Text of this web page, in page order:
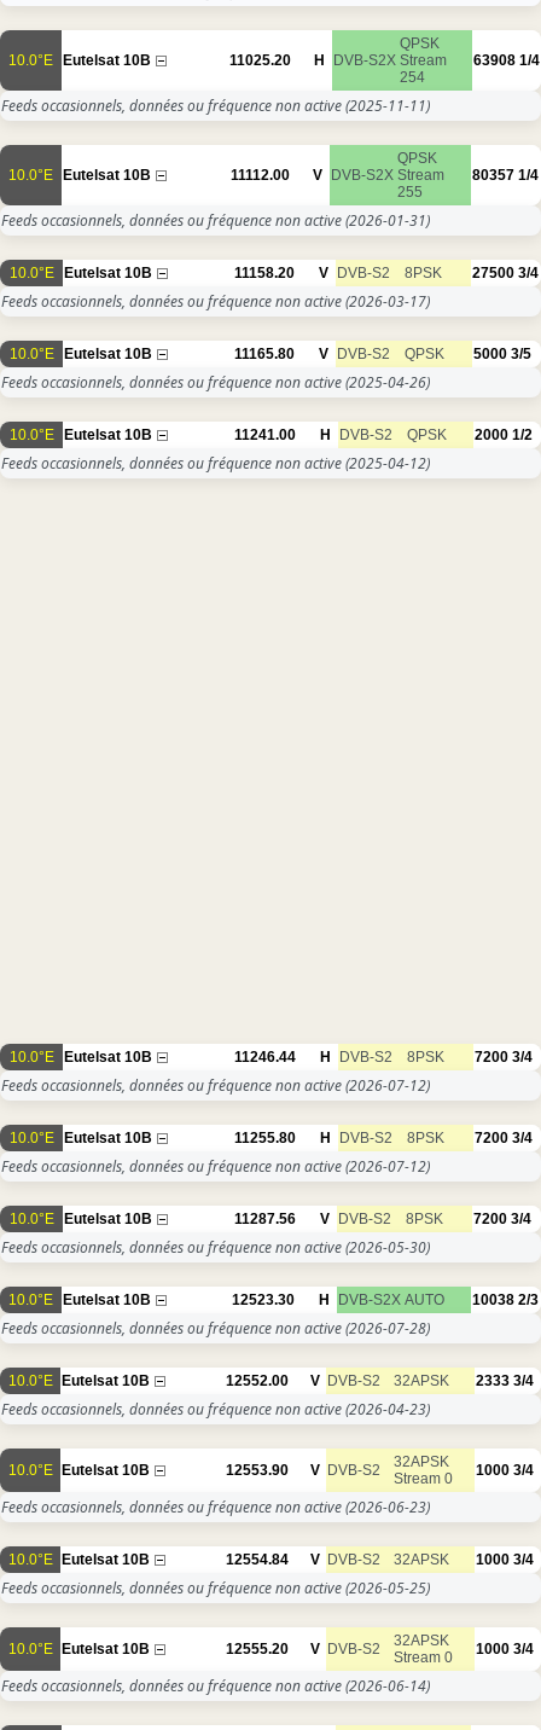
10.0°E Eutelsat 10B 11025.20 H DVB-S2X
QPSK
Stream
254
63908 1/4
Feeds occasionnels, données ou fréquence non active(2025-11-11)
10.0°E Eutelsat 10B 11112.00 V DVB-S2X
QPSK
Stream
255
80357 1/4
Feeds occasionnels, données ou fréquence non active(2026-01-31)
10.0°E Eutelsat 10B 11158.20 V DVB-S2 8PSK 27500 3/4
Feeds occasionnels, données ou fréquence non active(2026-03-17)
10.0°E Eutelsat 10B 11165.80 V DVB-S2 QPSK 5000 3/5
Feeds occasionnels, données ou fréquence non active(2025-04-26)
10.0°E Eutelsat 10B 11241.00 H DVB-S2 QPSK 2000 1/2
Feeds occasionnels, données ou fréquence non active(2025-04-12)
10.0°E Eutelsat 10B 11246.44 H DVB-S2 8PSK 7200 3/4
Feeds occasionnels, données ou fréquence non active(2026-07-12)
10.0°E Eutelsat 10B 11255.80 H DVB-S2 8PSK 7200 3/4
Feeds occasionnels, données ou fréquence non active(2026-07-12)
10.0°E Eutelsat 10B 11287.56 V DVB-S2 8PSK 7200 3/4
Feeds occasionnels, données ou fréquence non active(2026-05-30)
10.0°E Eutelsat 10B 12523.30 H DVB-S2X AUTO 10038 2/3
Feeds occasionnels, données ou fréquence non active(2026-07-28)
10.0°E Eutelsat 10B 12552.00 V DVB-S2 32APSK 2333 3/4
Feeds occasionnels, données ou fréquence non active(2026-04-23)
10.0°E Eutelsat 10B 12553.90 V DVB-S2
32APSK
Stream 0
1000 3/4
Feeds occasionnels, données ou fréquence non active(2026-06-23)
10.0°E Eutelsat 10B 12554.84 V DVB-S2 32APSK 1000 3/4
Feeds occasionnels, données ou fréquence non active(2026-05-25)
10.0°E Eutelsat 10B 12555.20 V DVB-S2
32APSK
Stream 0
1000 3/4
Feeds occasionnels, données ou fréquence non active(2026-06-14)